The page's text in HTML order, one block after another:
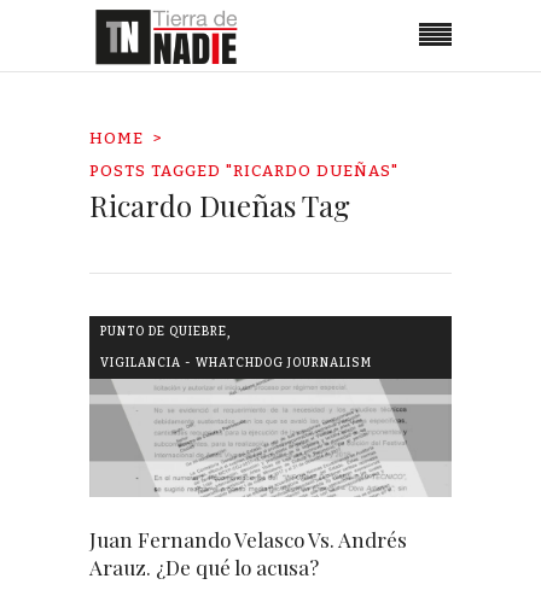
HOME
POSTS TAGGED "RICARDO DUEÑAS"
Ricardo Dueñas Tag
PUNTO DE QUIEBRE,
VIGILANCIA - WHATCHDOG JOURNALISM
Juan Fernando Velasco Vs. Andrés
Arauz. ¿De qué lo acusa?